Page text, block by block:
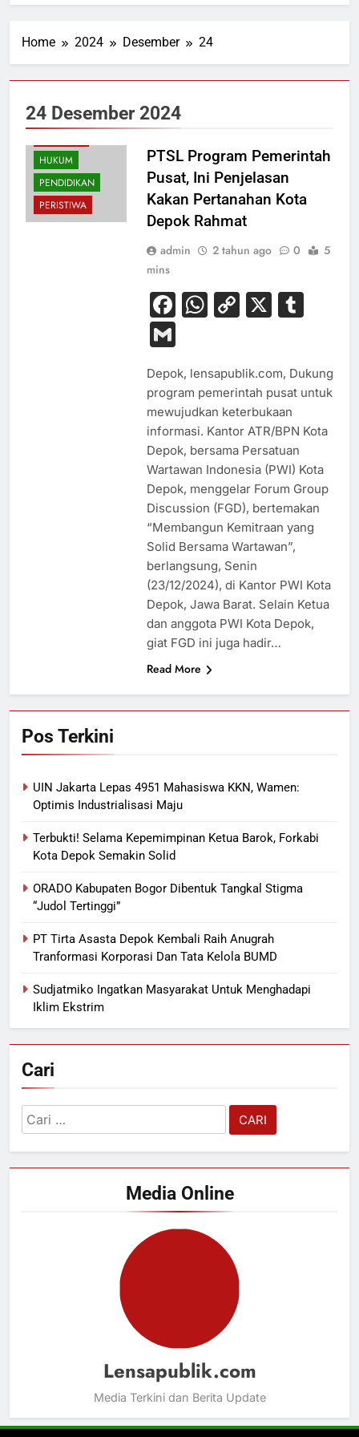
Home 2024 Desember 24
24 Desember 2024
HUKUM
PENDIDIKAN
PERISTIWA
PTSL Program Pemerintah
Pusat, Ini Penjelasan
Kakan Pertanahan Kota
Depok Rahmat
admin 2 tahun ago 0
5
mins
Facebook
WhatsApp
Copy
X
Gmail
Depok, lensapublik.com, Dukung
program pemerintah pusat untuk
mewujudkan keterbukaan
informasi. Kantor ATR/BPN Kota
Depok, bersama Persatuan
Wartawan Indonesia (PWI) Kota
Depok, menggelar Forum Group
Discussion (FGD), bertemakan
“Membangun Kemitraan yang
Solid Bersama Wartawan”,
berlangsung, Senin
(23/12/2024), di Kantor PWI Kota
Depok, Jawa Barat. Selain Ketua
dan anggota PWI Kota Depok,
giat FGD ini juga hadir…
Read More
Pos Terkini
UIN Jakarta Lepas 4951 Mahasiswa KKN, Wamen:
Optimis Industrialisasi Maju
Terbukti! Selama Kepemimpinan Ketua Barok, Forkabi
Kota Depok Semakin Solid
ORADO Kabupaten Bogor Dibentuk Tangkal Stigma
“Judol Tertinggi”
PT Tirta Asasta Depok Kembali Raih Anugrah
Tranformasi Korporasi Dan Tata Kelola BUMD
Sudjatmiko Ingatkan Masyarakat Untuk Menghadapi
Iklim Ekstrim
Cari
Cari
untuk:
Media Online
Lensapublik.com
Media Terkini dan Berita Update